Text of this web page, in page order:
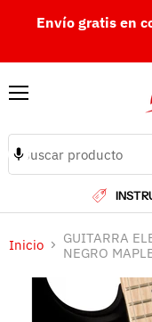
Envío gratis en
Inicio
GUITARRA
NEGRO